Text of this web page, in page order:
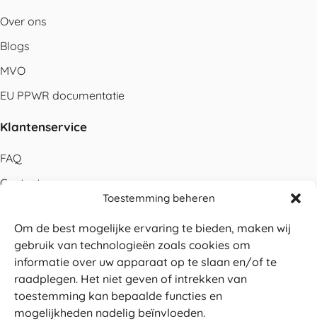
Toestemming beheren
Om de best mogelijke ervaring te bieden, maken wij
gebruik van technologieën zoals cookies om
informatie over uw apparaat op te slaan en/of te
raadplegen. Het niet geven of intrekken van
toestemming kan bepaalde functies en
mogelijkheden nadelig beïnvloeden.
Over ons
Blogs
MVO
EU PPWR documentatie
Klantenservice
FAQ
Contact
Betalen
Levering
Retouren
Service en garantie